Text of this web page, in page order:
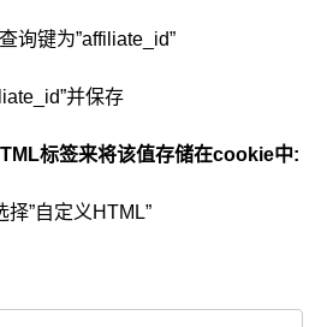
询键为”affiliate_id”
并保存
标签来将该值存储在cookie中:
”自定义HTML”